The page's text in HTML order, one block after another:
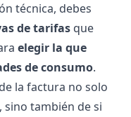
técnica, debes
de tarifas que
elegir la que
de consumo.
la factura no solo
sino también de si